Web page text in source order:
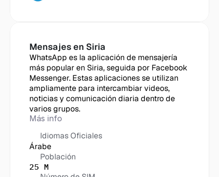
Mensajes en Siria
WhatsApp es la aplicación de mensajería
más popular en Siria, seguida por Facebook
Messenger. Estas aplicaciones se utilizan
ampliamente para intercambiar videos,
noticias y comunicación diaria dentro de
varios grupos.
Más info
Idiomas Oficiales
Árabe
Población
25 M